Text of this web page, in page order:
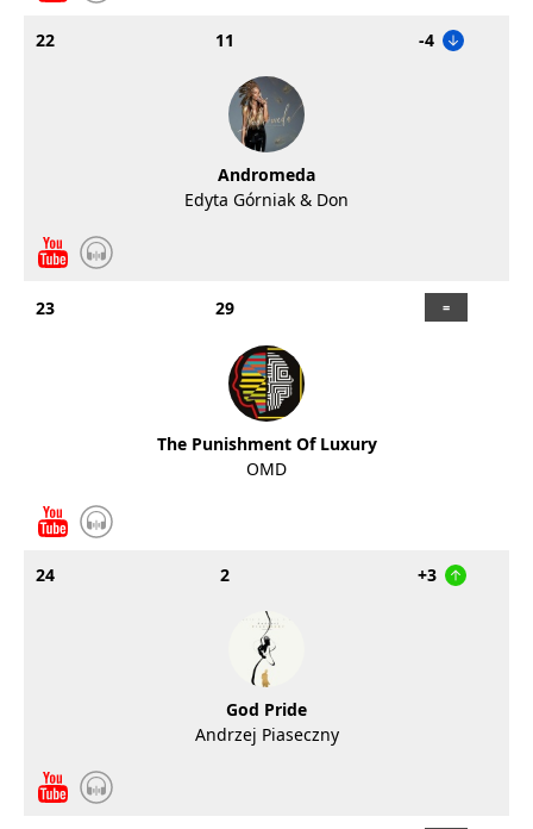
22 11 -4
Andromeda
Edyta Górniak & Don
23 29
The Punishment Of Luxury
OMD
24 2 +3
God Pride
Andrzej Piaseczny